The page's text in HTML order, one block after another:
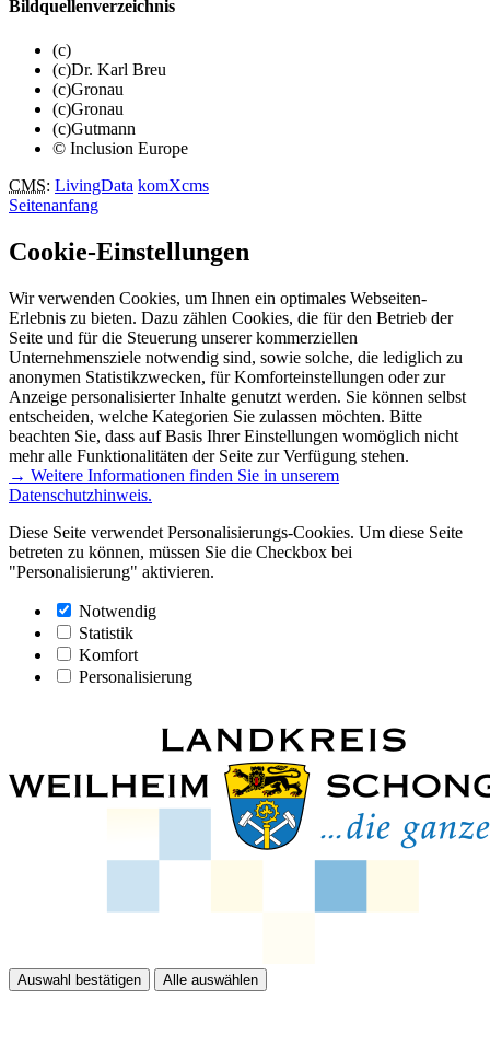
Bildquellenverzeichnis
(c)
(c)Dr. Karl Breu
(c)Gronau
(c)Gronau
(c)Gutmann
© Inclusion Europe
CMS: LivingData komXcms
Seitenanfang
Cookie-Einstellungen
Wir verwenden Cookies, um Ihnen ein optimales Webseiten-
Erlebnis zu bieten. Dazu zählen Cookies, die für den Betrieb der
Seite und für die Steuerung unserer kommerziellen
Unternehmensziele notwendig sind, sowie solche, die lediglich zu
anonymen Statistikzwecken, für Komforteinstellungen oder zur
Anzeige personalisierter Inhalte genutzt werden. Sie können selbst
entscheiden, welche Kategorien Sie zulassen möchten. Bitte
beachten Sie, dass auf Basis Ihrer Einstellungen womöglich nicht
mehr alle Funktionalitäten der Seite zur Verfügung stehen.
→ Weitere Informationen finden Sie in unserem
Datenschutzhinweis.
Diese Seite verwendet Personalisierungs-Cookies. Um diese Seite
betreten zu können, müssen Sie die Checkbox bei
"Personalisierung" aktivieren.
Notwendig
Statistik
Komfort
Personalisierung
Auswahl bestätigen Alle auswählen